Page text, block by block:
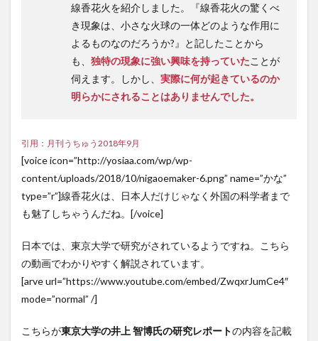
線香花火を紹介しました。『線香花火の驚くべ
き現象は、小さな火球の一体どのような作用に
よるものなのだろうか?』と記したことから
も、 独特の現象に強い興味を持っていたことが
伺えます。しかし、 実際に何が起きているのか
明らかにされることはありませんでした。
引用：月刊うちゅう2018年9月
[voice icon=”http://yosiaa.com/wp/wp-
content/uploads/2018/10/nigaoemaker-6.png” name=”かな”
type=”r”]線香花火は、日本人だけじゃなく外国の科学者まで
も魅了しちゃうんだね。[/voice]
日本では、東京大学で研究がされているようですね。こちら
の動画でわかりやすく解説されています。
[arve url=”https://www.youtube.com/embed/ZwqxrJumCe4″
mode=”normal” /]
こちらが東京大学の井上 智博氏の研究レポートの内容を記載